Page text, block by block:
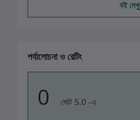
বই
পর্যালোচনা ও রেটিং
0 মোট 5.0 -এ